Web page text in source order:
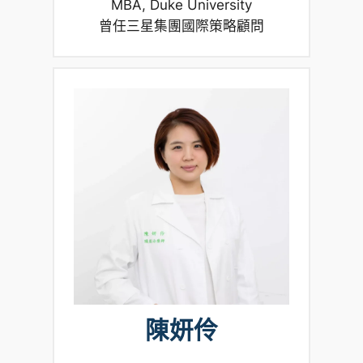
MBA, Duke University
曾任三星集團國際策略顧問
陳妍伶